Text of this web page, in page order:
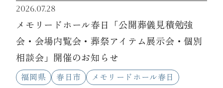
2026.07.28
メモリードホール春日「公開葬儀見積勉強
会・会場内覧会・葬祭アイテム展示会・個別
相談会」開催のお知らせ
福岡県 春日市 メモリードホール春日